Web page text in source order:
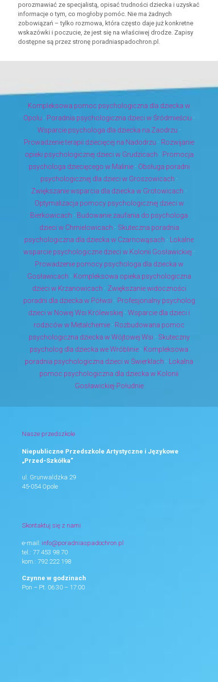
porozmawiać ze specjalistą, opisać trudności dziecka i uzyskać
informacje o tym, co mogłoby pomóc. Nie ma żadnych
zobowiązań – tylko rozmowa, która często daje już konkretne
wskazówki i poczucie, że jest się na właściwej drodze. Zapisy
dostępne są przez stronę poradniaspadochron.pl.
Kompleksowa pomoc psychologiczna dla dziecka w
Opolu · Poradnia psychologiczna dzieci w Śródmieściu ·
Wsparcie psychologa dla dziecka na Zaodrzu ·
Prowadzenie terapii dziecięcej na Nadodrzu · Rozwijanie
opieki psychologicznej dzieci w Grudzicach · Promocja
psychologa dziecięcego w Malinie· Obsługa poradni
psychologicznej dla dzieci w Groszowicach ·
Zwiększanie wsparcia dla dziecka w Grotowicach ·
Optymalizacja pomocy psychologicznej dzieci w
Bierkowicach · Budowanie zaufania do psychologa
dzieci w Chmielowicach · Skuteczna poradnia
psychologiczna dla dziecka w Czarnowąsach ·
Lokalne
wsparcie psychologiczne dzieci w Kolonii Gosławickiej ·
Prowadzenie pomocy psychologa dla dziecka w
Gosławicach · Kompleksowa opieka psychologiczna
dzieci w Krzanowicach · Zwiększanie widoczności
poradni dla dziecka w Półwsi · Profesjonalny psycholog
dzieci w Nowej Wsi Królewskiej · Wsparcie dla dzieci i
rodziców w Metalchemie · Rozbudowana pomoc
psychologiczna dziecka w Wójtowej Wsi · Skuteczny
psycholog dla dziecka we Wróblinie · Kompleksowa
poradnia psychologiczna dzieci w Świerklach ·
Lokalna
pomoc psychologiczna dla dziecka w Kolonii
Gosławickiej-Południe
Nasze przedszkole
Niepubliczne Przedszkole Artystyczne i Językowe
„Przed-Szkółka”
ul. Grunwaldzka 29
45-054 Opole
Skontaktuj się z nami
e-mail: info@poradniaspadochron.pl
tel.: 77 453 98 70
kom.: 792 222 198
Czynne w godzinach
Pon – Pt. 06:30 – 17:00